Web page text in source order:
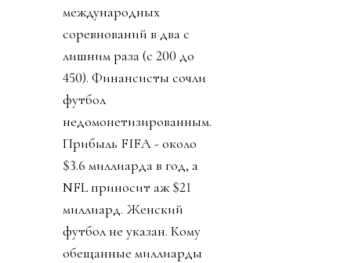
международных
соревнований в два с
лишним раза (с 200 до
450). Финансисты сочли
футбол
недомонетизированным.
Прибыль FIFA - около
$3.6 миллиарда в год, а
NFL приносит аж $21
миллиард. Женский
футбол не указан. Кому
обещанные миллиарды